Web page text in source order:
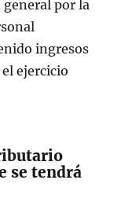
general por la
ingresos
ejercicio
se tendrá